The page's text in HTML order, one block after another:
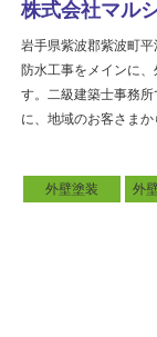
外壁塗装 外
株式会社マル
岩手県紫波郡紫波町平
防水工事をメインに
す。二級建築士事務
に、地域のお客さまか